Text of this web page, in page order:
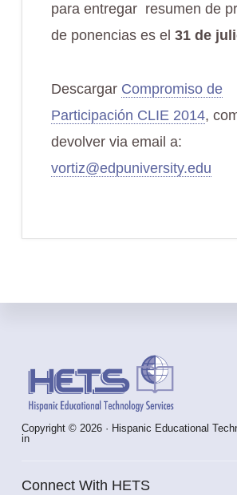
para entregar resumen de
de ponencias es el 31 de
Descargar Compromiso de
Participación CLIE 2014,
devolver via email a:
vortiz@edpuniversity.edu
Copyright © 2026 · Hispanic Educational
in
Connect With HETS